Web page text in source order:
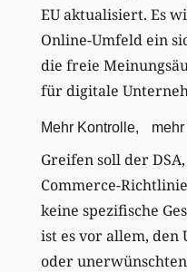
EU aktualisiert. Es
Online-Umfeld ein
die freie
für digitale
Mehr Kontrolle, mehr
Greifen soll der
Commerce-
keine spezifische
ist es vor allem, den
oder